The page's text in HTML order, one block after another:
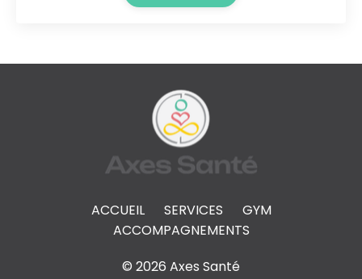
ACCUEIL SERVICES
GYM
ACCOMPAGNEMENTS
© 2026 Axes Santé